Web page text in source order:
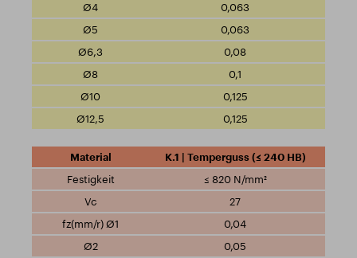
0,063
0,063
0,08
0,1
0,125
0,125
K.1 | Temperguss (≤ 240 HB)
≤ 820 N/mm²
27
0,04
0,05